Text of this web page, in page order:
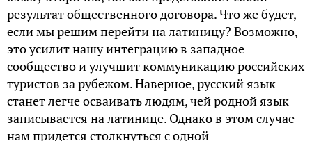
результат общественного договора. Что же будет,
если мы решим перейти на латиницу? Возможно,
это усилит нашу интеграцию в западное
сообщество и улучшит коммуникацию российских
туристов за рубежом. Наверное, русский язык
станет легче осваивать людям, чей родной язык
записывается на латинице. Однако в этом случае
нам придется столкнуться с одной